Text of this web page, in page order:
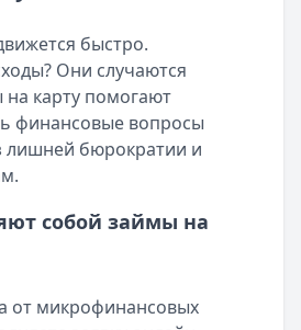
2025 г.
000 ₽ на карту: свежая
на карту прямо сегодня?
2025 г.
МФО с iPhone: что
2025 г.
быстро.
Они случаются
карту помогают
финансовые вопросы
лишней бюрократии и
собой займы на
от микрофинансовых